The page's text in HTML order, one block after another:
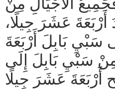
أَرْبَعَةَ عَشَرَ جِيلًا،
سَبْيِ بَابِلَ أَرْبَعَةَ
سَبْيِ بَابِلَ إِلَى